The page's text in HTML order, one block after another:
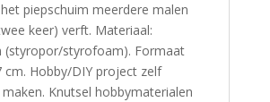
piepschuim meerdere malen
keer) verft. Materiaal:
(styropor/styrofoam). Formaat
cm. Hobby/DIY project zelf
Knutsel hobbymaterialen